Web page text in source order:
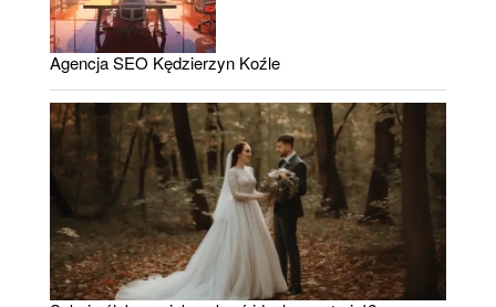
Agencja SEO Kędzierzyn Koźle